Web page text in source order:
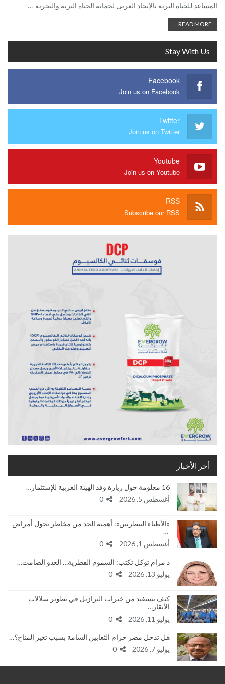
المساعد للحياة البرية بالإتحاد العربى لحماية الحياة البرية والبحرية-…
READ MORE...
Stay With Us
Facebook
Join us on Facebook
Twitter
Join us on Twitter
Youtube
Join us on Youtube
RSS
Subscribe our RSS
أخر الأخبار
16 معلومة حول زيارة وفد الهيئة العربية للإستثمار…
أغسطس 5, 2026
«الأطباء البيطريين»: أهمية الحد من مخاطر تحول أمراض
…
أغسطس 1, 2026
د مرام توكل تكتب: السموم الفطرية… العدو الصامت…
يوليو 13, 2026
كيف نستفيد من خبرات البرازيل في تطوير سلالات
الأبقار…
يوليو 11, 2026
هل تدخل مصر حزام الثعابين السامة بسبب تغير المناخ؟…
يوليو 7, 2026